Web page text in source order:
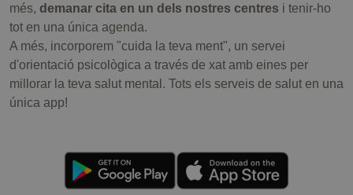
més, demanar cita en un dels nostres centres i tenir-ho
tot en una única agenda.
A més, incorporem "cuida la teva ment", un servei
d'orientació psicològica a través de xat amb eines per
millorar la teva salut mental. Tots els serveis de salut en una
única app!